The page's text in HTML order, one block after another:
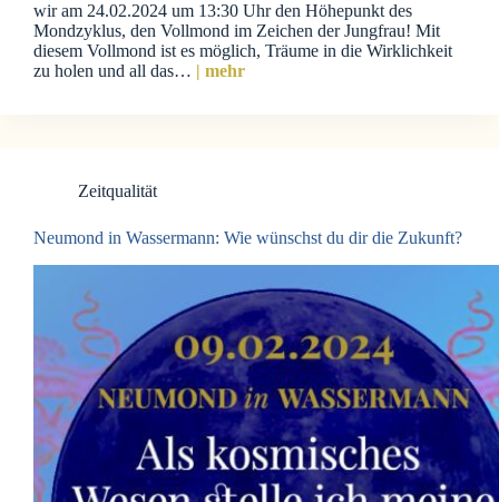
wir am 24.02.2024 um 13:30 Uhr den Höhepunkt des
Mondzyklus, den Vollmond im Zeichen der Jungfrau! Mit
diesem Vollmond ist es möglich, Träume in die Wirklichkeit
zu holen und all das… | mehr
Zeitqualität
Neumond in Wassermann: Wie wünschst du dir die Zukunft?